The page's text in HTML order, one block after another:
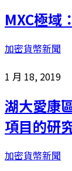
MXC極域
加密貨幣新聞
1 月 18, 2019
湖大愛康
項目的研
加密貨幣新聞